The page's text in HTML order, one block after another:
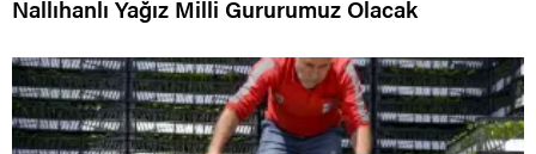
Nallıhanlı Yağız Milli Gururumuz Olacak